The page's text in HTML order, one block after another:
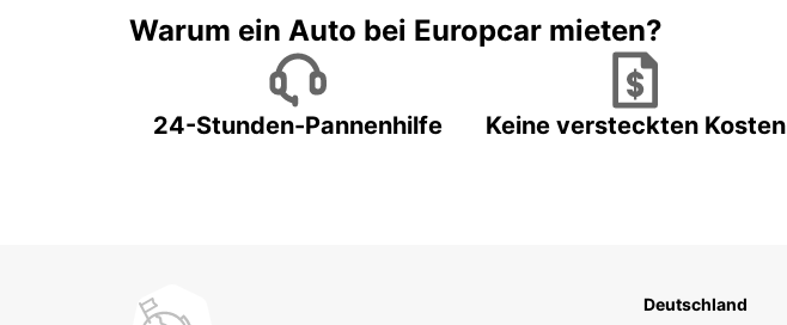
Warum ein Auto bei Europcar mieten?
24-Stunden-Pannenhilfe Keine versteckten Kosten
Deutschland